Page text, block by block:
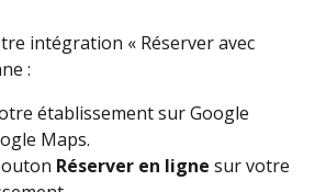
intégration « Réserver avec
:
établissement sur Google
Maps.
Réserver en ligne sur votre